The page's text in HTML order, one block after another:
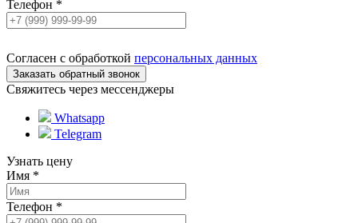
Телефон *
Согласен с обработкой персональных данных
Свяжитесь через мессенджеры
Whatsapp
Telegram
Узнать цену
Имя *
Телефон *